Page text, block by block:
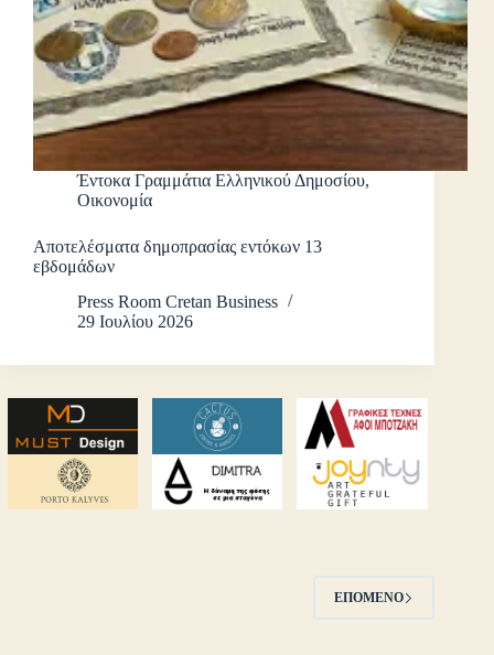
Έντοκα Γραμμάτια Ελληνικού Δημοσίου,
Οικονομία
Αποτελέσματα δημοπρασίας εντόκων 13
εβδομάδων
Press Room Cretan Business
29 Ιουλίου 2026
ΕΠΌΜΕΝΟ